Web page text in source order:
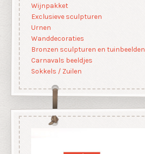
Wijnpakket
Exclusieve sculpturen
Urnen
Wanddecoraties
Bronzen sculpturen en tuinbeelden
Carnavals beeldjes
Sokkels / Zuilen